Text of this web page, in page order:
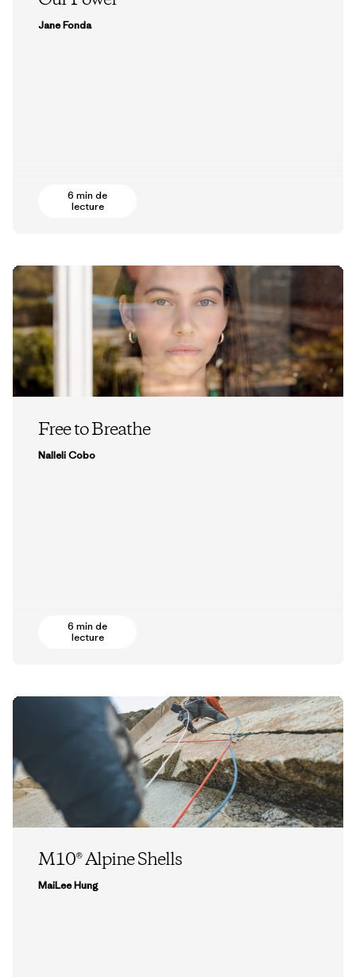
Jane Fonda
6 min de
lecture
Free to Breathe
Nalleli Cobo
6 min de
lecture
M10® Alpine Shells
MaiLee Hung